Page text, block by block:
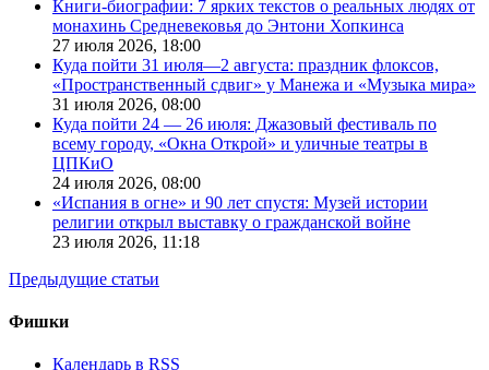
Книги-биографии: 7 ярких текстов о реальных людях от
монахинь Средневековья до Энтони Хопкинса
27 июля 2026, 18:00
Куда пойти 31 июля—2 августа: праздник флоксов,
«Пространственный сдвиг» у Манежа и «Музыка мира»
31 июля 2026, 08:00
Куда пойти 24 — 26 июля: Джазовый фестиваль по
всему городу, «Окна Открой» и уличные театры в
ЦПКиО
24 июля 2026, 08:00
«Испания в огне» и 90 лет спустя: Музей истории
религии открыл выставку о гражданской войне
23 июля 2026, 11:18
Предыдущие статьи
Фишки
Календарь в RSS